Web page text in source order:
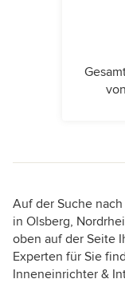
Auf der Suche
in Olsberg,
oben auf der Seite
Experten für Sie
Inneneinrichter &